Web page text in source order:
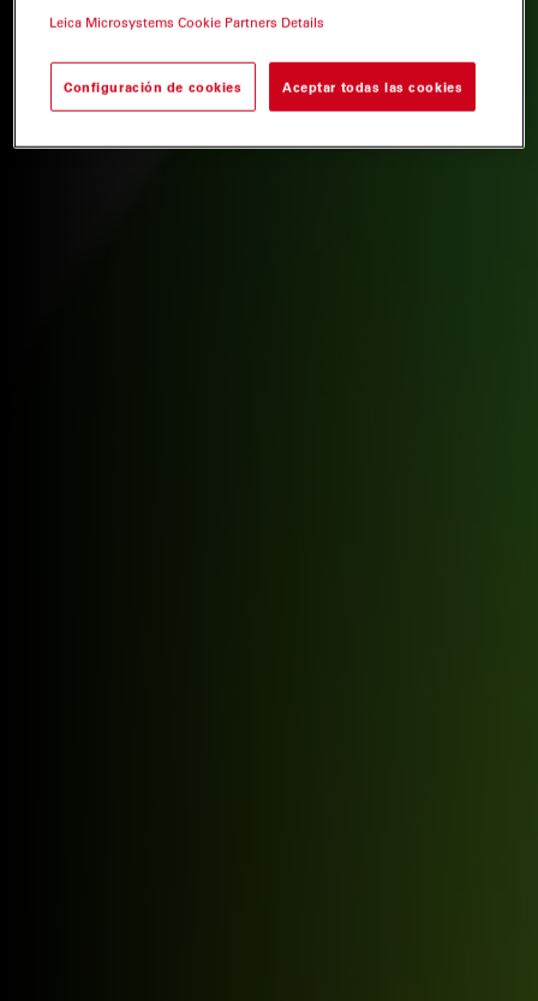
Leica Microsystems Cookie Partners Details
Configuración de cookies Aceptar todas las cookies